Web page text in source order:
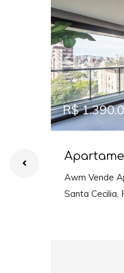
Previous
R$
Awm Vende
Santa Cecilia,